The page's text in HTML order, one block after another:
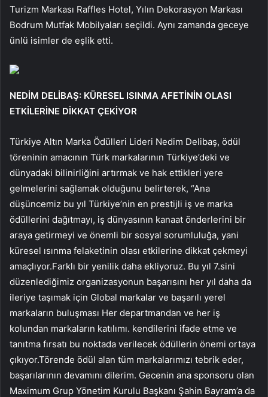
Turizm Markası Raffles Hotel, Yılın Dekorasyon Markası
Bodrum Mutfak Mobilyaları seçildi. Aynı zamanda geceye
ünlü isimler de eşlik etti.
NEDİM DELİBAŞ: KÜRESEL ISINMA AFETİNİN OLASI
ETKİLERİNE DİKKAT ÇEKİYOR
Türkiye Altın Marka Ödülleri Lideri Nedim Delibaş, ödül
töreninin amacının Türk markalarının Türkiye’deki ve
dünyadaki bilinirliğini artırmak ve hak ettikleri yere
gelmelerini sağlamak olduğunu belirterek, “Ana
düşüncemiz bu yıl Türkiye’nin en prestijli iş ve marka
ödüllerini dağıtmayı, iş dünyasının kanaat önderlerini bir
araya getirmeyi ve önemli bir sosyal sorumluluğa, yani
küresel ısınma felaketinin olası etkilerine dikkat çekmeyi
amaçlıyor.Farklı bir yenilik daha ekliyoruz. Bu yıl 7.sini
düzenlediğimiz organizasyonun başarısını her yıl daha da
ileriye taşımak için Global markalar ve başarılı yerel
markaların buluşması Her departmandan ve her iş
kolundan markaların katılımı. kendilerini ifade etme ve
tanıtma fırsatı bu noktada verilecek ödüllerin önemi ortaya
çıkıyor.Törende ödül alan tüm markalarımızı tebrik eder,
başarılarının devamını dilerim. Gecenin ana sponsoru olan
Maximum Grup Yönetim Kurulu Başkanı Şahin Bayram’a da